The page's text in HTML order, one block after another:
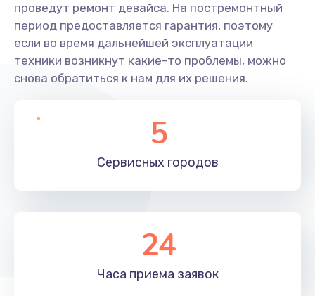
проведут ремонт девайса. На постремонтный
период предоставляется гарантия, поэтому
если во время дальнейшей эксплуатации
техники возникнут какие-то проблемы, можно
снова обратиться к нам для их решения.
5
Сервисных городов
24
Часа приема заявок